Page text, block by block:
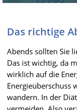
Das richtige
Abends sollten Sie
Das ist wichtig, da
wirklich auf die
Energieüberschuss
wandern. In der